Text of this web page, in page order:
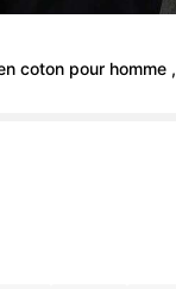
coton pour homme ,